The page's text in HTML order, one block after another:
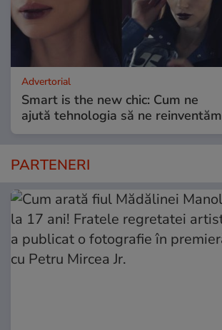
Advertorial
Smart is the new chic: Cum ne
ajută tehnologia să ne reinventăm
PARTENERI